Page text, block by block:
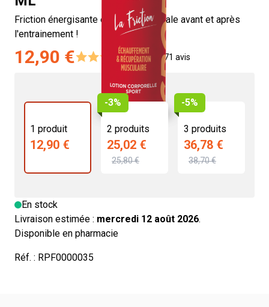
Friction énergisante et tonifiante idéale avant et après
l'entrainement !
12,90 € 4.4/5 -71 avis
1 produit
12,90 €
-3%
2 produits
25,02 €
25,80 €
-5%
3 produits
36,78 €
38,70 €
En stock
Livraison estimée : mercredi 12 août 2026.
Disponible en pharmacie
Réf. : RPF0000035